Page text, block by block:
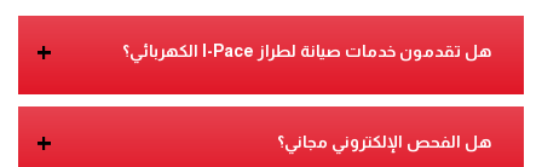
+ هل تقدمون خدمات صيانة لطراز I-Pace الكهربائي؟
+ هل الفحص الإلكتروني مجاني؟